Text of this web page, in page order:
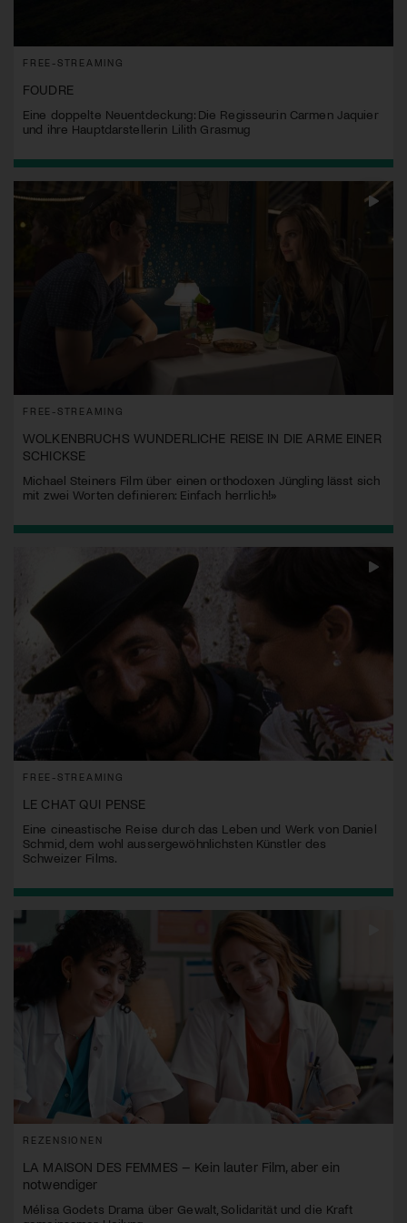
FREE-STREAMING
FOUDRE
Eine doppelte Neuentdeckung: Die Regisseurin Carmen Jaquier
und ihre Hauptdarstellerin Lilith Grasmug
FREE-STREAMING
WOLKENBRUCHS WUNDERLICHE REISE IN DIE ARME EINER
SCHICKSE
Michael Steiners Film über einen orthodoxen Jüngling lässt sich
mit zwei Worten definieren: Einfach herrlich!»
FREE-STREAMING
LE CHAT QUI PENSE
Eine cineastische Reise durch das Leben und Werk von Daniel
Schmid, dem wohl aussergewöhnlichsten Künstler des
Schweizer Films.
REZENSIONEN
LA MAISON DES FEMMES – Kein lauter Film, aber ein
notwendiger
Mélisa Godets Drama über Gewalt, Solidarität und die Kraft